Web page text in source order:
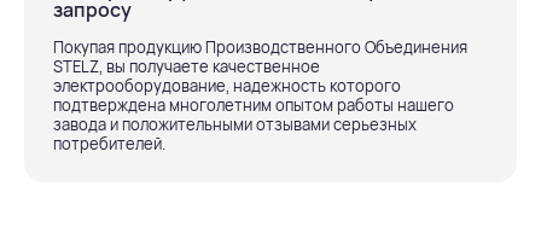
запросу
Покупая продукцию Производственного Объединения
STELZ, вы получаете качественное
электрооборудование, надежность которого
подтверждена многолетним опытом работы нашего
завода и положительными отзывами серьезных
потребителей.